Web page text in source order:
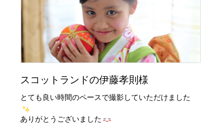
スコットランドの伊藤孝則様
とても良い時間のペースで撮影していただけました
ありがとうございました